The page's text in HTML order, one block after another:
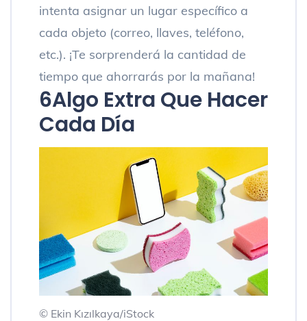
intenta asignar un lugar específico a
cada objeto (correo, llaves, teléfono,
etc.). ¡Te sorprenderá la cantidad de
tiempo que ahorrarás por la mañana!
6Algo Extra Que Hacer
Cada Día
© Ekin Kızılkaya/iStock